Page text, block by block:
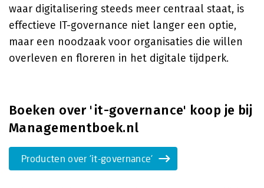
waar digitalisering steeds meer centraal staat, is
effectieve IT-governance niet langer een optie,
maar een noodzaak voor organisaties die willen
overleven en floreren in het digitale tijdperk.
Boeken over 'it-governance' koop je bij
Managementboek.nl
Producten over 'it-governance'